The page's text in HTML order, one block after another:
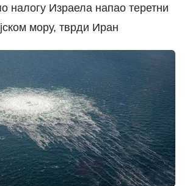
налогу Израела напао теретни
мору, тврди Иран